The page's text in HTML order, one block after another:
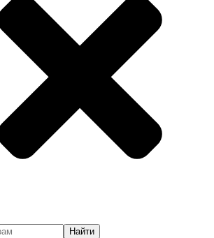
Найти